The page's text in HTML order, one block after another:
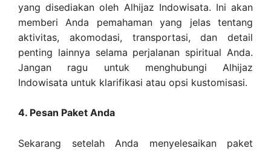
yang disediakan oleh Alhijaz Indowisata. Ini akan
memberi Anda pemahaman yang jelas tentang
aktivitas, akomodasi, transportasi, dan detail
penting lainnya selama perjalanan spiritual Anda.
Jangan ragu untuk menghubungi Alhijaz
Indowisata untuk klarifikasi atau opsi kustomisasi.
4. Pesan Paket Anda
Sekarang setelah Anda menyelesaikan paket